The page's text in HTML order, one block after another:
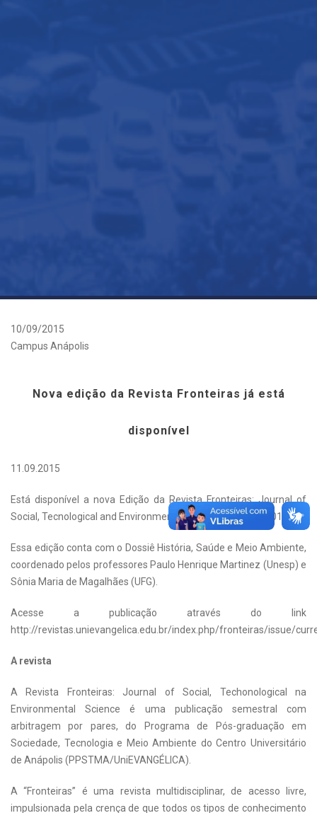
10/09/2015
Campus Anápolis
Nova edição da Revista Fronteiras já está
disponível
11.09.2015
Está disponível a nova Edição da Revista Fronteiras: Journal of
Social, Tecnological and Environmental Science, v. 4, n. 1 (2015).
Essa edição conta com o Dossiê História, Saúde e Meio Ambiente,
coordenado pelos professores Paulo Henrique Martinez (Unesp) e
Sônia Maria de Magalhães (UFG).
Acesse a publicação através do link
http://revistas.unievangelica.edu.br/index.php/fronteiras/issue/
A revista
A Revista Fronteiras: Journal of Social, Techonological na
Environmental Science é uma publicação semestral com
arbitragem por pares, do Programa de Pós-graduação em
Sociedade, Tecnologia e Meio Ambiente do Centro Universitário
de Anápolis (PPSTMA/UniEVANGÉLICA).
A “Fronteiras” é uma revista multidisciplinar, de acesso livre,
impulsionada pela crença de que todos os tipos de conhecimento